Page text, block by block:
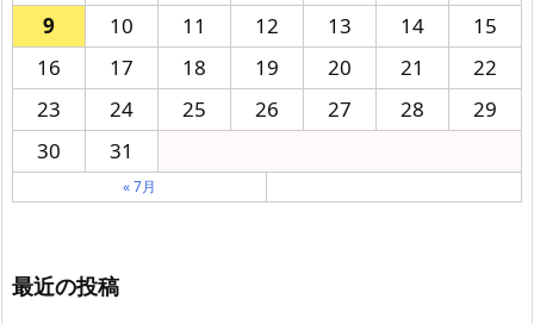
9
10 11 12 13 14
15
16
17 18 19 20 21
22
23
24 25 26 27 28
29
30
31
« 7月
最近の投稿